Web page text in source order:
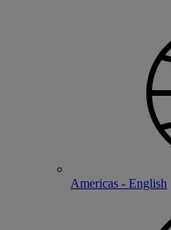
Americas - English